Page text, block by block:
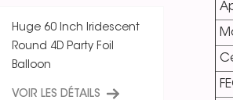
Huge 60 Inch Iridescent
Round 4D Party Foil
Balloon
VOIR LES DÉTAILS